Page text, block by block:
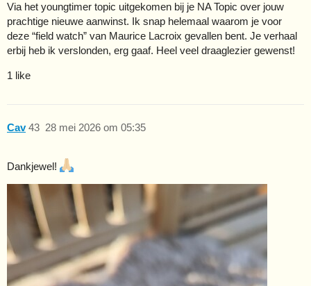
Via het youngtimer topic uitgekomen bij je NA Topic over jouw
prachtige nieuwe aanwinst. Ik snap helemaal waarom je voor
deze “field watch” van Maurice Lacroix gevallen bent. Je verhaal
erbij heb ik verslonden, erg gaaf. Heel veel draaglezier gewenst!
1 like
Cav 28 mei 2026 om 05:35
43
Dankjewel!